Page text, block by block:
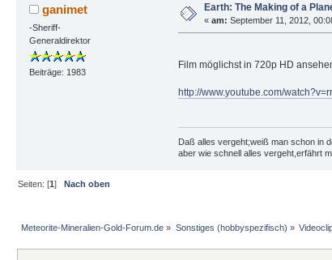
ganimet
-Sheriff-
Generaldirektor
Beiträge: 1983
Earth: The Making of a
« am: September 11, 2012,
Film möglichst in 720p HD
http://www.youtube.com/
Daß alles vergeht;weiß man schon in
aber wie schnell alles vergeht,erfährt
Seiten: [1]Nach oben
Meteorite-Mineralien-Gold-Forum.de » Sonstiges (hobbyspezifisch) »